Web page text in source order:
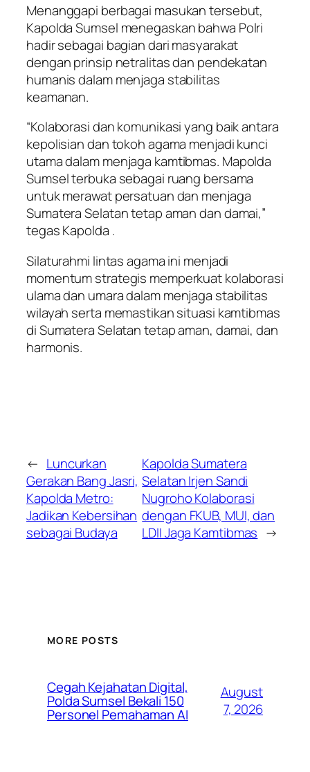
Menanggapi berbagai masukan tersebut,
Kapolda Sumsel menegaskan bahwa Polri
hadir sebagai bagian dari masyarakat
dengan prinsip netralitas dan pendekatan
humanis dalam menjaga stabilitas
keamanan.
“Kolaborasi dan komunikasi yang baik antara
kepolisian dan tokoh agama menjadi kunci
utama dalam menjaga kamtibmas. Mapolda
Sumsel terbuka sebagai ruang bersama
untuk merawat persatuan dan menjaga
Sumatera Selatan tetap aman dan damai,”
tegas Kapolda .
Silaturahmi lintas agama ini menjadi
momentum strategis memperkuat kolaborasi
ulama dan umara dalam menjaga stabilitas
wilayah serta memastikan situasi kamtibmas
di Sumatera Selatan tetap aman, damai, dan
harmonis.
← Luncurkan
Gerakan Bang Jasri,
Kapolda Metro:
Jadikan Kebersihan
sebagai Budaya
Kapolda Sumatera
Selatan Irjen Sandi
Nugroho Kolaborasi
dengan FKUB, MUI, dan
LDII Jaga Kamtibmas →
MORE POSTS
Cegah Kejahatan Digital,
Polda Sumsel Bekali 150
Personel Pemahaman AI
August
7, 2026